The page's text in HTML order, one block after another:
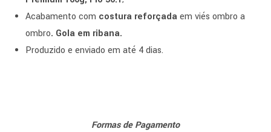
Acabamento com costura reforçadaem viés ombro a
ombro. Gola em ribana.
Produzido e enviado em até 4 dias.
Formas de Pagamento